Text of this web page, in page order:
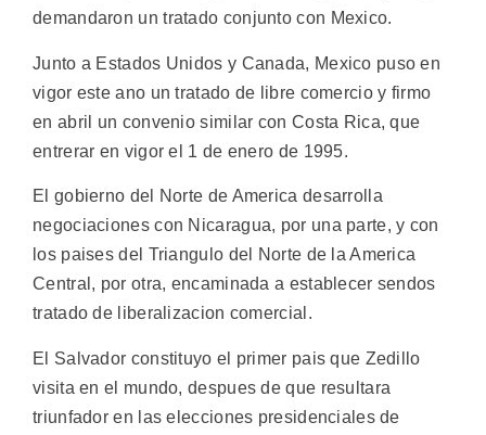
demandaron un tratado conjunto con Mexico.
Junto a Estados Unidos y Canada, Mexico puso en
vigor este ano un tratado de libre comercio y firmo
en abril un convenio similar con Costa Rica, que
entrerar en vigor el 1 de enero de 1995.
El gobierno del Norte de America desarrolla
negociaciones con Nicaragua, por una parte, y con
los paises del Triangulo del Norte de la America
Central, por otra, encaminada a establecer sendos
tratado de liberalizacion comercial.
El Salvador constituyo el primer pais que Zedillo
visita en el mundo, despues de que resultara
triunfador en las elecciones presidenciales de